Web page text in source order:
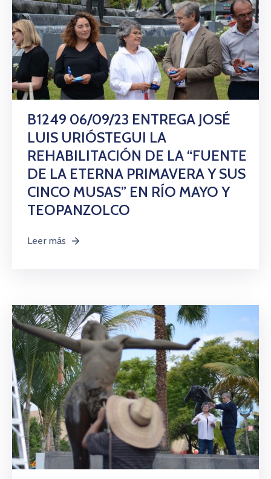
B1249 06/09/23 ENTREGA JOSÉ
LUIS URIÓSTEGUI LA
REHABILITACIÓN DE LA “FUENTE
DE LA ETERNA PRIMAVERA Y SUS
CINCO MUSAS” EN RÍO MAYO Y
TEOPANZOLCO
Leer más